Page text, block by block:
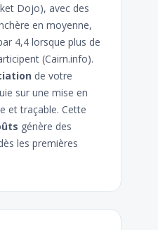
Dojo), avec des
en moyenne,
4,4 lorsque plus de
(Cairn.info).
de votre
sur une mise en
et traçable. Cette
génère des
les premières